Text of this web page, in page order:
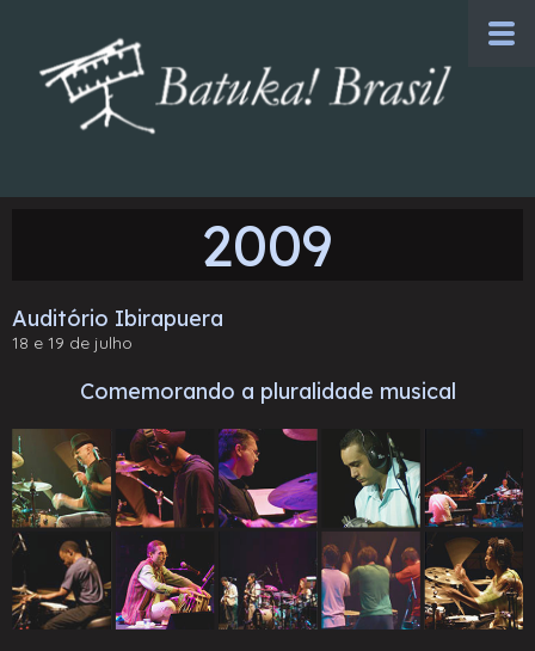
2009
Auditório Ibirapuera
18 e 19 de julho
Comemorando a pluralidade musical